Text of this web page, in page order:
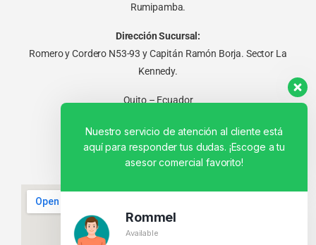
Rumipamba.
Dirección Sucursal:
Romero y Cordero N53-93 y Capitán Ramón Borja. Sector La
Kennedy.
Quito – Ecuador
Nuestro servicio de atención al cliente está
aquí para responder tus dudas. ¡Escoge a tu
asesor comercial favorito!
Rommel
Available